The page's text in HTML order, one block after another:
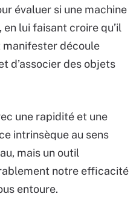
évaluer si une machine
lui faisant croire qu’il
manifester découle
d’associer des objets
une rapidité et une
intrinsèque au sens
mais un outil
notre efficacité
entoure.